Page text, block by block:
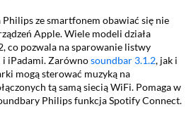
ze smartfonem obawiać się nie
Apple. Wiele modeli działa
co pozwala na sparowanie listwy
i iPadami. Zarównosoundbar 3.1.2, jak i
mogą sterować muzyką na
tą samą siecią WiFi. Pomaga w
Philips funkcja Spotify Connect.